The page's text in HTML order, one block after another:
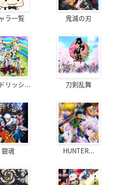
ラ一覧 鬼滅の刃
リッシ... 刀剣乱舞
銀魂 HUNTER...